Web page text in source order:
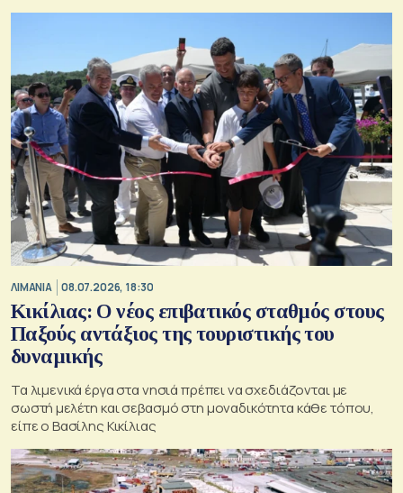
ΛΙΜΑΝΙΑ 08.07.2026, 18:30
Κικίλιας: Ο νέος επιβατικός σταθμός στους
Παξούς αντάξιος της τουριστικής του
δυναμικής
Τα λιμενικά έργα στα νησιά πρέπει να σχεδιάζονται με
σωστή μελέτη και σεβασμό στη μοναδικότητα κάθε τόπου,
είπε ο Βασίλης Κικίλιας